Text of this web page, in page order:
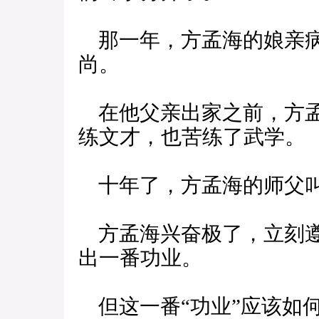
那一年，方孟海的娘亲
尚。
在他父亲出家之前，方
练文才，也苦练了武学。
十年了，方孟海的师父
方孟海兴奋极了，立刻
出一番功业。
但这一番“功业”应该如